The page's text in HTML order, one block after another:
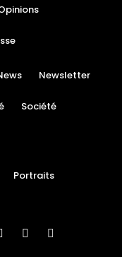
Newsletter
Société
Portraits